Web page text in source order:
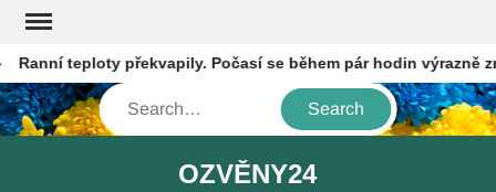
Skip
content
teploty překvapily. Počasí se během pár hodin výrazně
Search
OZVĚNY24